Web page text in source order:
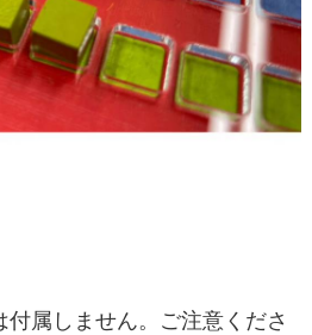
属しません。ご注意くださ